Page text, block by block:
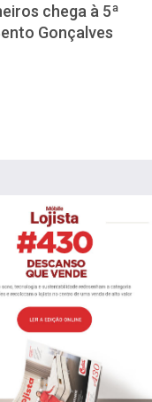
chega à 5ª
Gonçalves